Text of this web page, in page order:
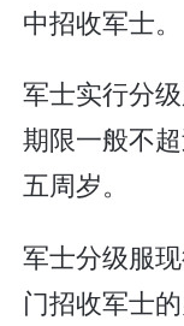
中招收军士。
军士实行分
期限一般不
五周岁。
军士分级服
门招收军士